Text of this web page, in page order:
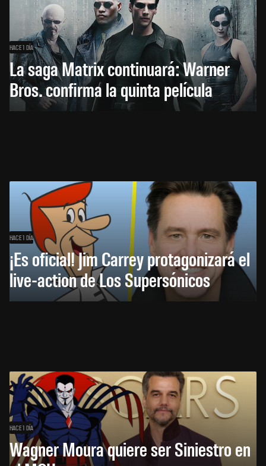
HACE 1 DÍA
La saga Matrix continuará: Warner
Bros. confirma la quinta película
HACE 1 DÍA
¡Es oficial! Jim Carrey protagonizará el
live-action de Los Supersónicos
HACE 1 DÍA
Wagner Moura quiere ser Siniestro en